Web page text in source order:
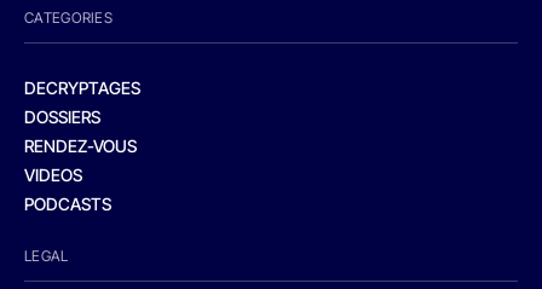
CATEGORIES
DECRYPTAGES
DOSSIERS
RENDEZ-VOUS
VIDEOS
PODCASTS
LEGAL